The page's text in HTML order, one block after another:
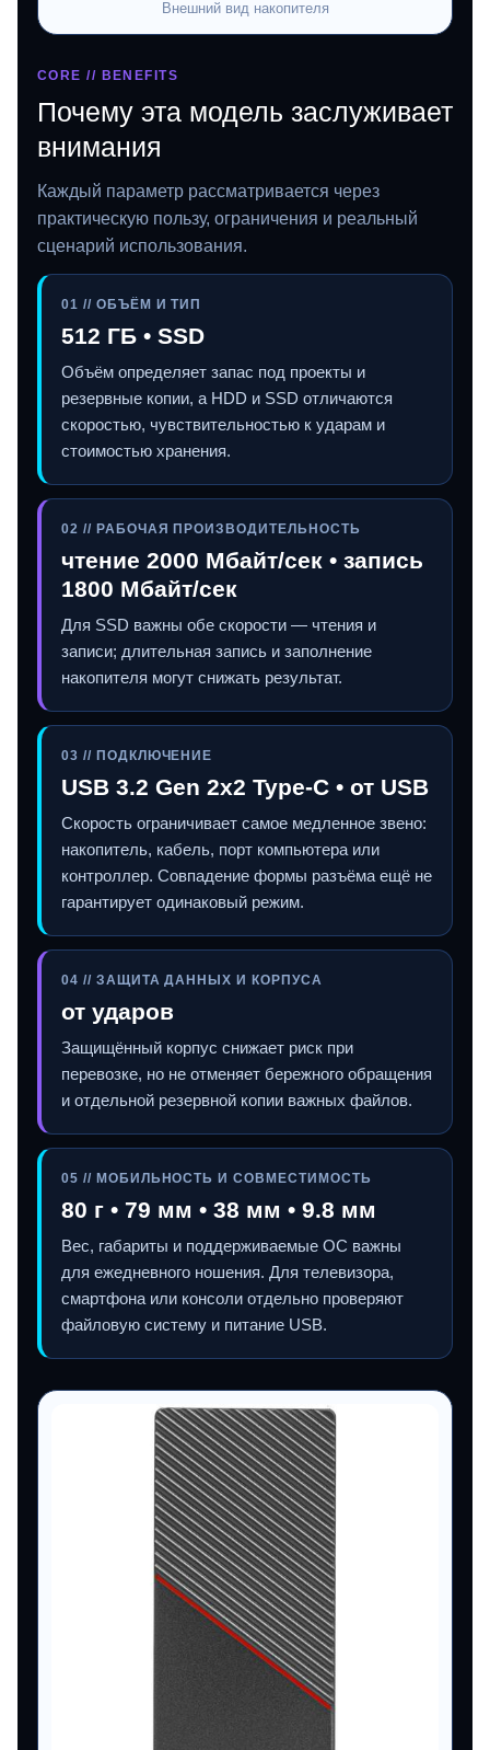
Внешний вид накопителя
CORE // BENEFITS
Почему эта модель заслуживает
внимания
Каждый параметр рассматривается через
практическую пользу, ограничения и реальный
сценарий использования.
01 // ОБЪЁМ И ТИП
512 ГБ • SSD
Объём определяет запас под проекты и
резервные копии, а HDD и SSD отличаются
скоростью, чувствительностью к ударам и
стоимостью хранения.
02 // РАБОЧАЯ ПРОИЗВОДИТЕЛЬНОСТЬ
чтение 2000 Мбайт/сек • запись
1800 Мбайт/сек
Для SSD важны обе скорости — чтения и
записи; длительная запись и заполнение
накопителя могут снижать результат.
03 // ПОДКЛЮЧЕНИЕ
USB 3.2 Gen 2x2 Type-C • от USB
Скорость ограничивает самое медленное звено:
накопитель, кабель, порт компьютера или
контроллер. Совпадение формы разъёма ещё не
гарантирует одинаковый режим.
04 // ЗАЩИТА ДАННЫХ И КОРПУСА
от ударов
Защищённый корпус снижает риск при
перевозке, но не отменяет бережного обращения
и отдельной резервной копии важных файлов.
05 // МОБИЛЬНОСТЬ И СОВМЕСТИМОСТЬ
80 г • 79 мм • 38 мм • 9.8 мм
Вес, габариты и поддерживаемые ОС важны
для ежедневного ношения. Для телевизора,
смартфона или консоли отдельно проверяют
файловую систему и питание USB.